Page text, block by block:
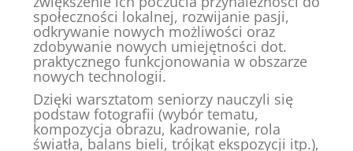
społeczności lokalnej, rozwijanie pasji,
odkrywanie nowych możliwości oraz
zdobywanie nowych umiejętności dot.
praktycznego funkcjonowania w obszarze
nowych technologii.
Dzięki warsztatom seniorzy nauczyli się
podstaw fotografii (wybór tematu,
kompozycja obrazu, kadrowanie, rola
światła, balans bieli, trójkąt ekspozycji itp.),